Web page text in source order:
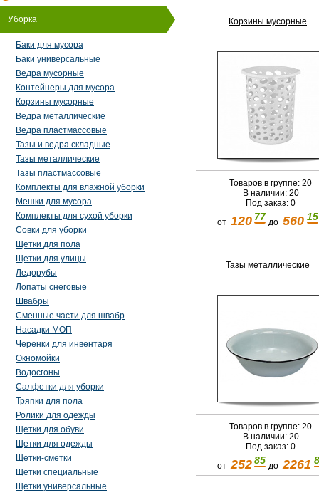
Уборка
Баки для мусора
Баки универсальные
Ведра мусорные
Контейнеры для мусора
Корзины мусорные
Ведра металлические
Ведра пластмассовые
Тазы и ведра складные
Тазы металлические
Тазы пластмассовые
Комплекты для влажной уборки
Мешки для мусора
Комплекты для сухой уборки
Совки для уборки
Щетки для пола
Щетки для улицы
Ледорубы
Лопаты снеговые
Швабры
Сменные части для швабр
Насадки МОП
Черенки для инвентаря
Окномойки
Водосгоны
Салфетки для уборки
Тряпки для пола
Ролики для одежды
Щетки для обуви
Щетки для одежды
Щетки-сметки
Щетки специальные
Щетки универсальные
Корзины мусорные
Товаров в группе: 20
В наличии: 20
Под заказ: 0
от 120 77до560 15
Тазы металлические
Товаров в группе: 20
В наличии: 20
Под заказ: 0
от252 85до2261